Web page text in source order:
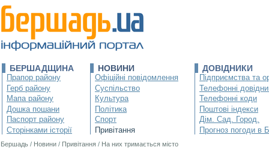
БЕРШАДЩИНА
Прапор району
Герб району
Мапа району
Дошка пошани
Паспорт району
Сторінками історії
НОВИНИ
Офіційні повідомлення
Суспільство
Культура
Політика
Спорт
Привітання
ДОВІДНИКИ
Підприємства та
Телефонні
Телефонні коди
Поштові індекси
Дім. Сад. Город.
Прогноз погоди в
Бершадь / Новини / Привітання / На них тримається місто